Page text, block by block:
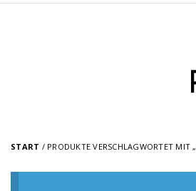
START / PRODUKTE VERSCHLAGWORTET MIT